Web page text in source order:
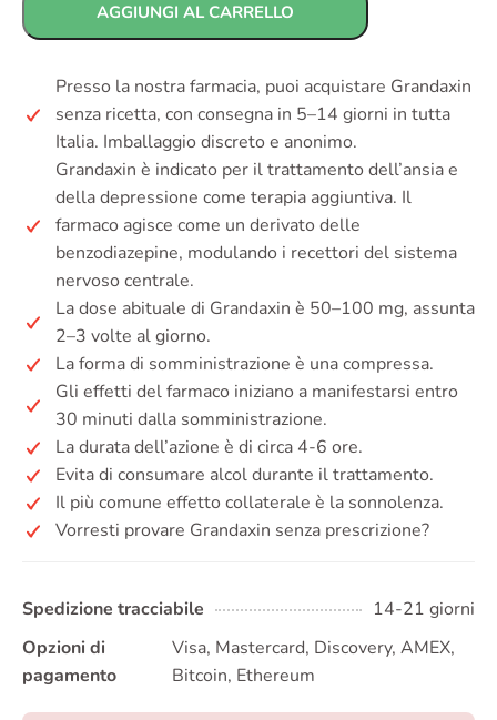
AGGIUNGI AL CARRELLO
Presso la nostra farmacia, puoi acquistare Grandaxin
senza ricetta, con consegna in 5–14 giorni in tutta
Italia. Imballaggio discreto e anonimo.
Grandaxin è indicato per il trattamento dell’ansia e
della depressione come terapia aggiuntiva. Il
farmaco agisce come un derivato delle
benzodiazepine, modulando i recettori del sistema
nervoso centrale.
La dose abituale di Grandaxin è 50–100 mg, assunta
2–3 volte al giorno.
La forma di somministrazione è una compressa.
Gli effetti del farmaco iniziano a manifestarsi entro
30 minuti dalla somministrazione.
La durata dell’azione è di circa 4-6 ore.
Evita di consumare alcol durante il trattamento.
Il più comune effetto collaterale è la sonnolenza.
Vorresti provare Grandaxin senza prescrizione?
Spedizione tracciabile
14-21 giorni
Opzioni di
pagamento
Visa, Mastercard, Discovery, AMEX,
Bitcoin, Ethereum